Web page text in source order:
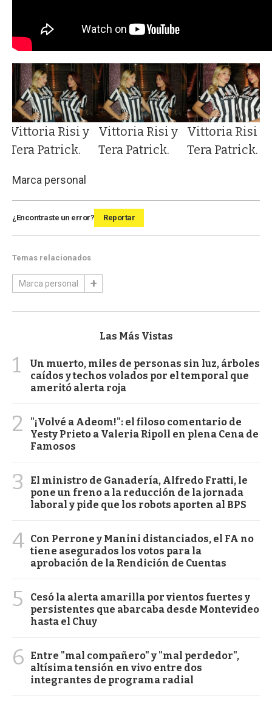
Vittoria Risi y
Tera Patrick.
Vittoria Risi y
Tera Patrick.
Vittoria Risi y
Tera Patrick.
Marca personal
¿Encontraste un error? Reportar
Temas relacionados
Marca personal
Las Más Vistas
1
Un muerto, miles de personas sin luz, árboles
caídos y techos volados por el temporal que
ameritó alerta roja
2
"¡Volvé a Adeom!": el filoso comentario de
Yesty Prieto a Valeria Ripoll en plena Cena de
Famosos
3
El ministro de Ganadería, Alfredo Fratti, le
pone un freno a la reducción de la jornada
laboral y pide que los robots aporten al BPS
4 Con Perrone y Manini distanciados, el FA no
tiene asegurados los votos para la
aprobación de la Rendición de Cuentas
5
Cesó la alerta amarilla por vientos fuertes y
persistentes que abarcaba desde Montevideo
hasta el Chuy
6
Entre "mal compañero" y "mal perdedor",
altísima tensión en vivo entre dos
integrantes de programa radial